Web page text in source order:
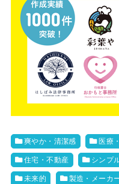
爽やか・清潔感 医療
住宅・不動産 シンプ
未来的 製造・メーカ